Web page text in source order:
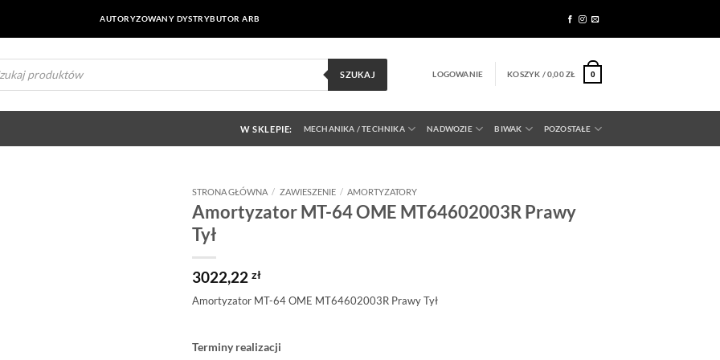
AUTORYZOWANY DYSTRYBUTOR ARB
SZUKAJ LOGOWANIE KOSZYK /0,00ZŁ 0
W SKLEPIE: MECHANIKA / TECHNIKA NADWOZIE BIWAK POZOSTAŁE
STRONA GŁÓWNA / ZAWIESZENIE / AMORTYZATORY
Amortyzator MT-64 OME MT64602003R Prawy
Tył
3022,22 zł
Amortyzator MT-64 OME MT64602003R Prawy Tył
Terminy realizacji